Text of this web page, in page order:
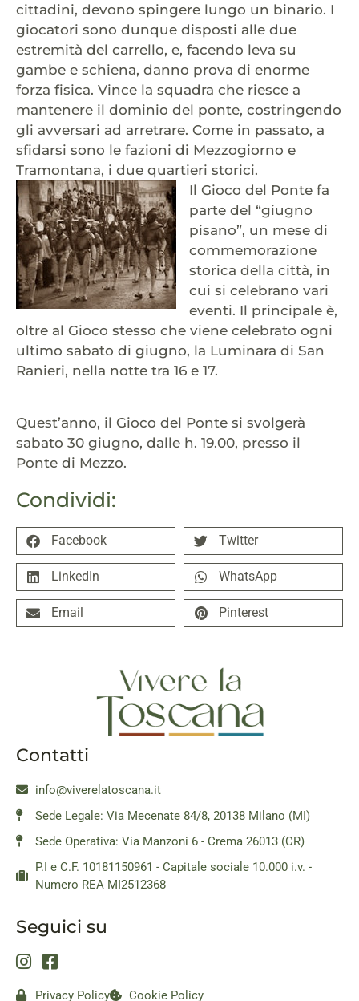
Condividi:
Facebook Twitter
LinkedIn WhatsApp
Email Pinterest
cittadini, devono spingere lungo un binario. I
giocatori sono dunque disposti alle due
estremità del carrello, e, facendo leva su
gambe e schiena, danno prova di enorme
forza fisica. Vince la squadra che riesce a
mantenere il dominio del ponte, costringendo
gli avversari ad arretrare. Come in passato, a
sfidarsi sono le fazioni di Mezzogiorno e
Tramontana, i due quartieri storici.
Il Gioco del Ponte fa
parte del “giugno
pisano”, un mese di
commemorazione
storica della città, in
cui si celebrano vari
eventi. Il principale è,
oltre al Gioco stesso che viene celebrato ogni
ultimo sabato di giugno, la Luminara di San
Ranieri, nella notte tra 16 e 17.
Quest’anno, il Gioco del Ponte si svolgerà
sabato 30 giugno, dalle h. 19.00, presso il
Ponte di Mezzo.
Contatti
info@viverelatoscana.it
Sede Legale: Via Mecenate 84/8, 20138 Milano (MI)
Sede Operativa: Via Manzoni 6 - Crema 26013 (CR)
P.I e C.F. 10181150961 - Capitale sociale 10.000 i.v. -
Numero REA MI2512368
Seguici su
Privacy Policy Cookie Policy